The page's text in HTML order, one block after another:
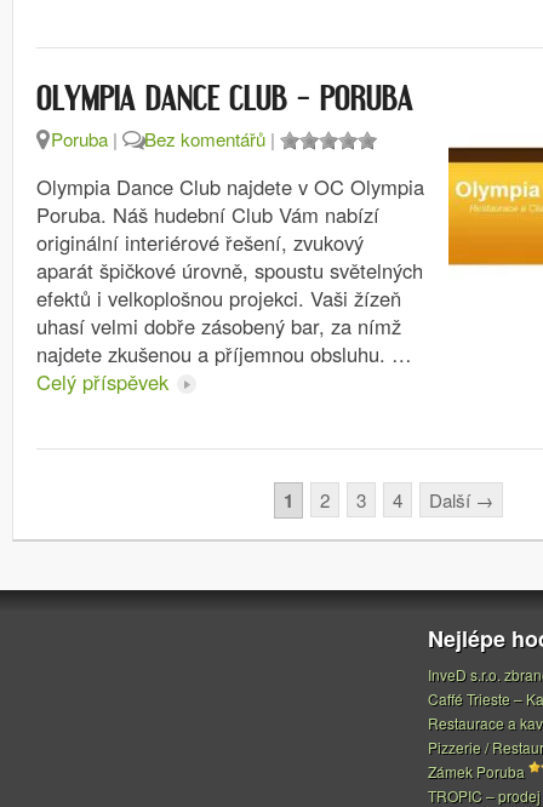
OLYMPIA DANCE CLUB – PORUBA
Poruba | Bez komentářů |
Olympia Dance Club najdete v OC Olympia
Poruba. Náš hudební Club Vám nabízí
originální interiérové řešení, zvukový
aparát špičkové úrovně, spoustu světelných
efektů i velkoplošnou projekci. Vaši žízeň
uhasí velmi dobře zásobený bar, za nímž
najdete zkušenou a příjemnou obsluhu. …
Celý příspěvek
1 2 3 4 Další →
Nejlépe
InveD s.r.o.
Caffé Trieste –
Restaurace a
Pizzerie /
Zámek Poruba
TROPIC –